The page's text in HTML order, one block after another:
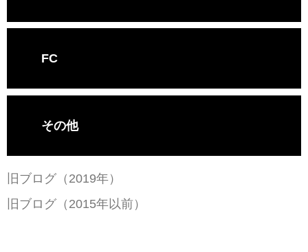
FC
その他
旧ブログ（2019年）
旧ブログ（2015年以前）